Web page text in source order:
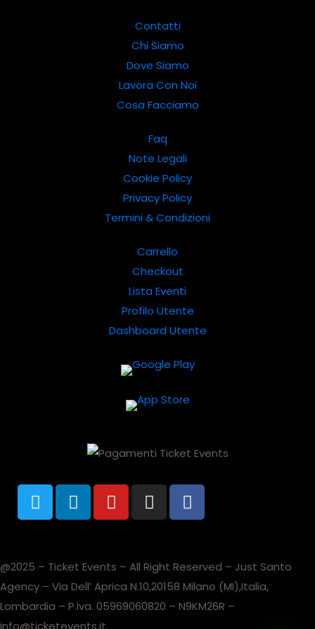
Contatti
Chi Siamo
Dove Siamo
Lavora Con Noi
Cosa Facciamo
Faq
Note Legali
Cookie Policy
Privacy Policy
Termini & Condizioni
Carrello
Checkout
Lista Eventi
Profilo Utente
Dashboard Utente
@2025 – Ticket Events – All Right Reserved – Just Santo
Agency – Via Dell’ Aprica N.10,20158 Milano (MI),Italia,
Lombardia – P.Iva. 05969060820 – N9KM26R –